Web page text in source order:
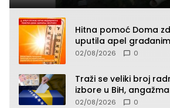
Hitna pomoć Doma
uputila apel
temperature do 40°C,
02/08/2026 0
Traži se veliki broj
izbore u BiH,
02/08/2026 0